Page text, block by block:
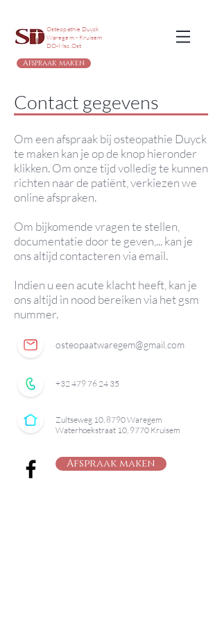
Osteopathie Duyck
Waregem - Kruisem
DO-Msc.Ost
Afspraak maken
Contact gegevens
Om een afspraak bij osteopathie Duyck
te maken kan je op de knop hieronder
klikken. Om onze tijd volledig te kunnen
richten naar de patiënt, verkiezen we
online afspraken.
Om bijkomende vragen te stellen,
documentatie door te geven,... kan je
ons altijd contacteren via email.
Indien u een acute klacht heeft, kan je
ons altijd in nood bereiken via het gsm
nummer.
osteopaatwaregem@gmail.com
+32 479 76 24 35
Zultseweg 10, 8790 Waregem
Waterhoekstraat 10, 9770 Kruisem
Afspraak maken